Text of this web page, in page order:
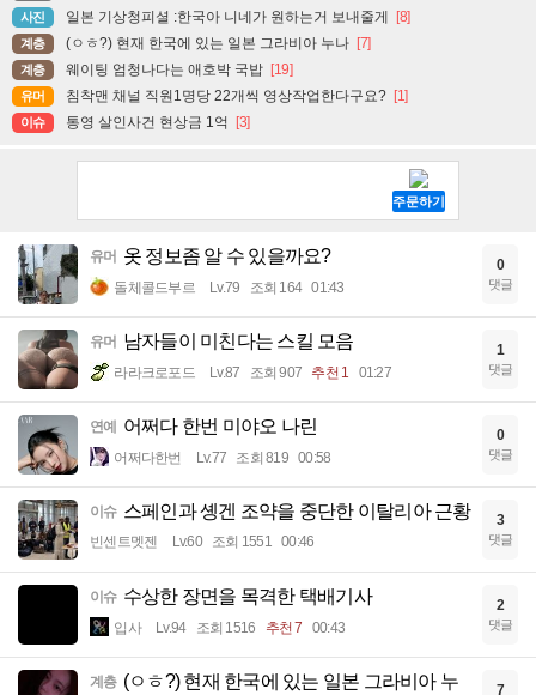
사진 일본 기상청피셜 :한국아 니네가 원하는거 보내줄게 [8]
계층 (ㅇㅎ?) 현재 한국에 있는 일본 그라비아 누나 [7]
계층 웨이팅 엄청나다는 애호박 국밥 [19]
유머 침착맨 채널 직원1명당 22개씩 영상작업한다구요? [1]
이슈 통영 살인사건 현상금 1억 [3]
유머 옷 정보좀 알 수 있을까요?
돌체콜드부르 Lv.79 조회 164 01:43
0
댓글
유머 남자들이 미친다는 스킬 모음
라라크로포드 Lv.87 조회 907 추천 1 01:27
1
댓글
연예 어쩌다 한번 미야오 나린
어쩌다한번 Lv.77 조회 819 00:58
0
댓글
이슈 스페인과 솅겐 조약을 중단한 이탈리아 근황
빈센트멧젠 Lv.60 조회 1551 00:46
3
댓글
이슈 수상한 장면을 목격한 택배기사
입사 Lv.94 조회 1516 추천 7 00:43
2
댓글
계층 (ㅇㅎ?) 현재 한국에 있는 일본 그라비아 누 7